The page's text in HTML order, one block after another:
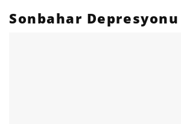
Sonbahar